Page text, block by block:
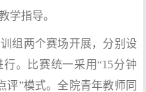
学指导。
组两个赛场开展，分别设
。比赛统一采用“15分钟
评”模式。全院青年教师同